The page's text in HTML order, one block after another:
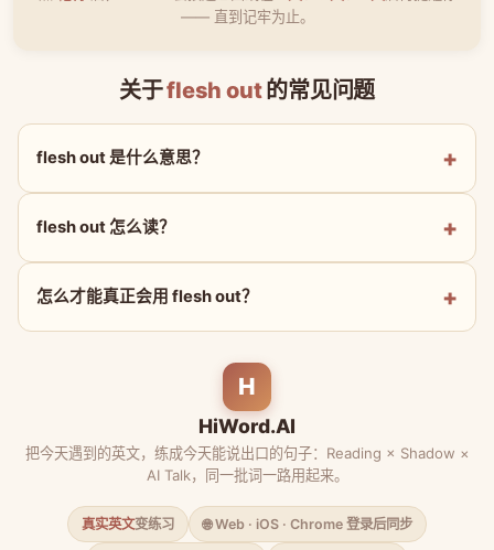
—— 直到记牢为止。
关于flesh out的常见问题
flesh out 是什么意思？
flesh out 怎么读？
怎么才能真正会用 flesh out？
H
HiWord.AI
把今天遇到的英文，练成今天能说出口的句子：Reading × Shadow ×
AI Talk，同一批词一路用起来。
真实英文变练习 🌐 Web · iOS · Chrome 登录后同步